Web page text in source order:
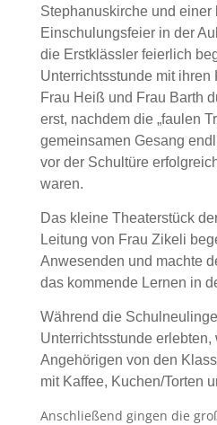
Stephanuskirche und einer
Einschulungsfeier in der
die Erstklässler feierlich
Unterrichtsstunde mit
Frau Heiß und Frau Barth
erst, nachdem die „faulen
gemeinsamen Gesang
vor der Schultüre
waren.
Das kleine Theaterstück
Leitung von Frau Zikeli
Anwesenden und machte
das kommende Lernen in
Während die
Unterrichtsstunde erlebten,
Angehörigen von den
mit Kaffee, Kuchen/Torten
Anschließend gingen die